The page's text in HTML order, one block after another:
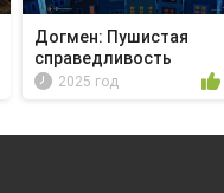
Догмен: Пушистая
справедливость
2025 год